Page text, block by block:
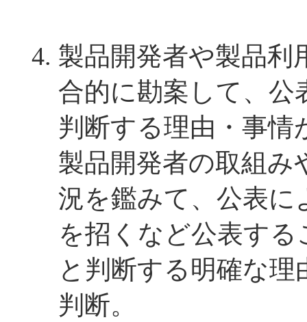
製品開発者や製品利
合的に勘案して、公
判断する理由・事情
製品開発者の取組み
況を鑑みて、公表に
を招くなど公表す
と判断する明確な
判断。